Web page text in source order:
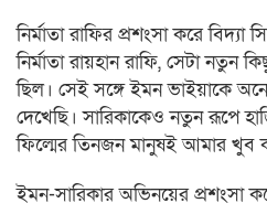
নির্মাতা রাফির প্রশংসা করে বিদ্যা
নির্মাতা রায়হান রাফি, সেটা নতুন
ছিল। সেই সঙ্গে ইমন ভাইয়াকে
দেখেছি। সারিকাকেও নতুন রূপে
ফিল্মের তিনজন মানুষই আমার খুব
ইমন-সারিকার অভিনয়ের প্রশংসা